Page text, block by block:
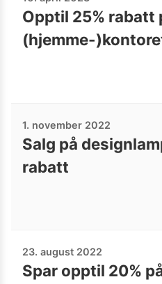
Opptil 25% rabatt
(hjemme-
1. november 2022
Salg på
rabatt
23. august 2022
Spar opptil 20%